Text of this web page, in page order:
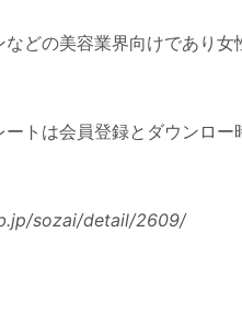
どの美容業界向けであり
トは会員登録とダウンロー
sozai/detail/2609/